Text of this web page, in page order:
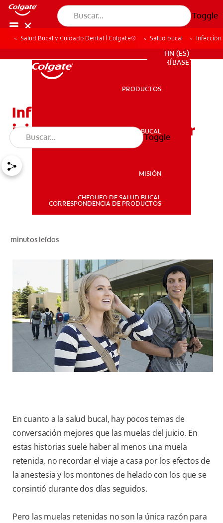
Toggle
SALUD BUCAL
PROMOCIONES
HN (ES)
SUSCRÍBASE
HN (ES)
SUSCRÍBASE
PRODUCTOS
SALUD BUCAL
MISIÓN
CHEQUEO DE SALUD BUCAL
CORRESPONDENCIA DE PRODUCTOS
Toggle
Salud Bucal y Cuidado Dental | Colgate® Salud bucal
Infección de la muela del
juicio: Qué se puede hacer
minutos leídos
En cuanto a la salud bucal, hay pocos temas de
conversación mejores que las muelas del juicio. En
estas historias suele haber al menos una muela
retenida, no recordar el viaje a casa por los efectos de
la anestesia y los montones de helado con los que se
consintió durante dos días seguidos.
Pero las muelas retenidas no son la única razón para